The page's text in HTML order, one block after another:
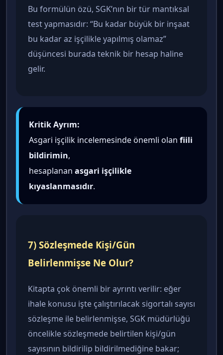
Bu formülün özü, SGK’nın bir tür mantıksal
test yapmasıdır: “Bu kadar büyük bir inşaat
bu kadar az işçilikle yapılmış olamaz”
düşüncesi burada teknik bir hesap haline
gelir.
Kritik Ayrım:
Asgari işçilik incelemesinde önemli olan fiili
bildirimin,
hesaplanan asgari işçilikle
kıyaslanmasıdır.
7) Sözleşmede Kişi/Gün
Belirlenmişse Ne Olur?
Kitapta çok önemli bir ayrıntı verilir: eğer
ihale konusu işte çalıştırılacak sigortalı sayısı
sözleşme ile belirlenmişse, SGK müdürlüğü
öncelikle sözleşmede belirtilen kişi/gün
sayısının bildirilip bildirilmediğine bakar;